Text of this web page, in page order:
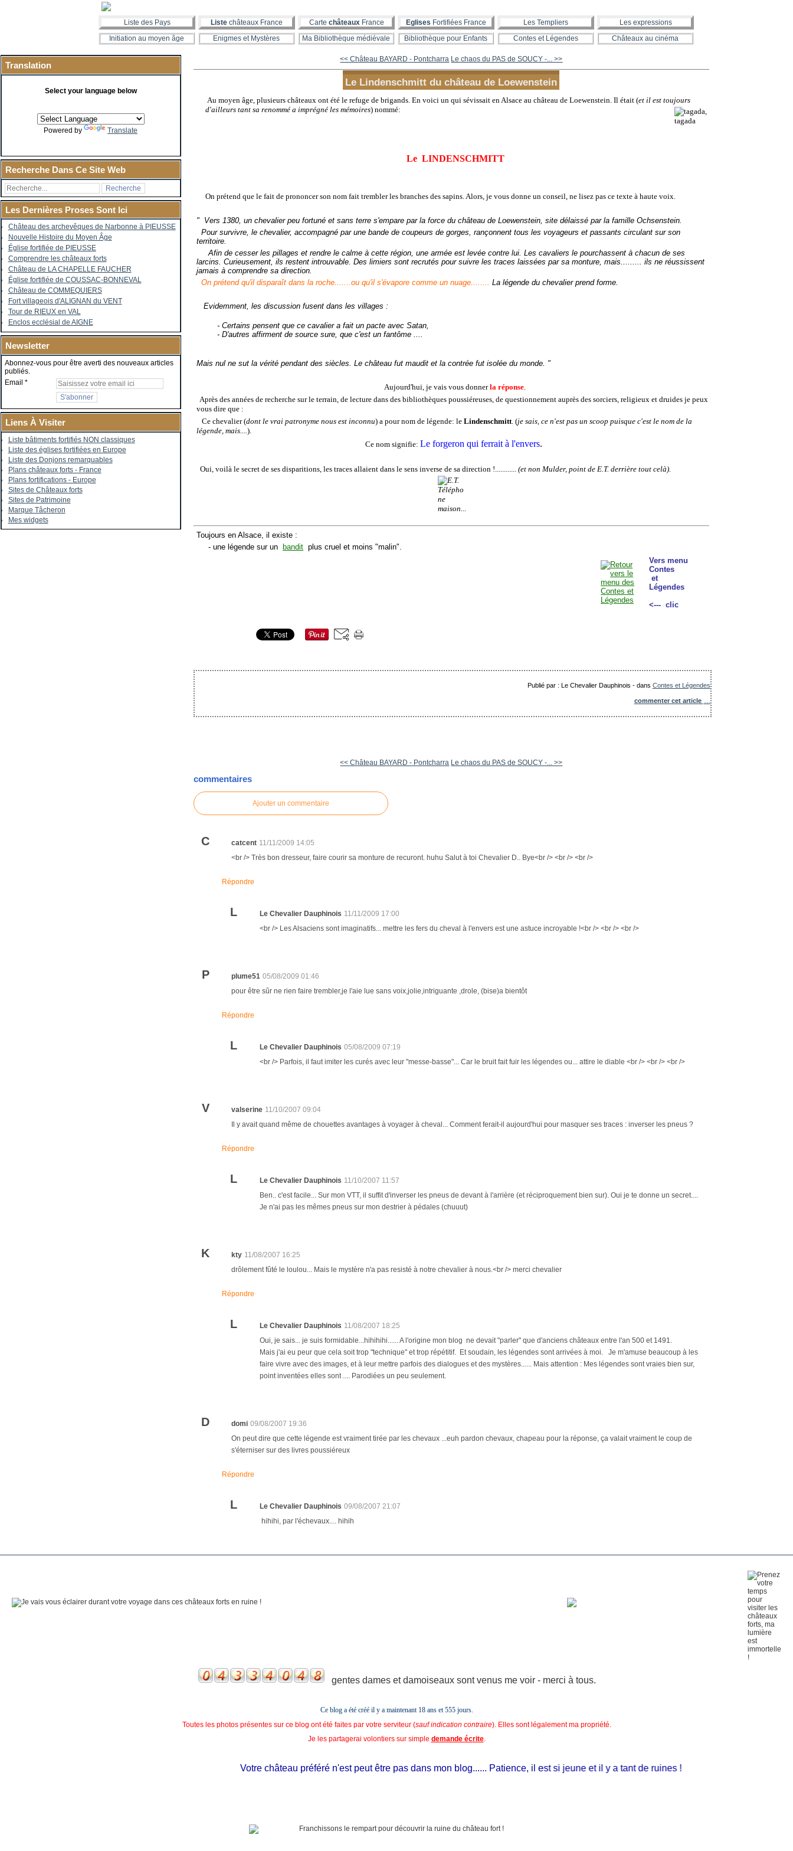
Liste des Pays Liste châteaux France Carte châteauxFrance Eglises Fortifiées France Les Templiers
Les expressions
Initiation au moyen âge
Enigmes et Mystères Ma Bibliothèque médiévale Bibliothèque pour Enfants Contes et Légendes Châteaux au cinéma
Translation
Select your language below
Powered by Translate
Recherche Dans Ce Site Web
Les Dernières Proses Sont Ici
Château des archevêques de Narbonne à PIEUSSE
Nouvelle Histoire du Moyen Âge
Église fortifiée de PIEUSSE
Comprendre les châteaux forts
Château de LA CHAPELLE FAUCHER
Église fortifiée de COUSSAC-BONNEVAL
Château de COMMEQUIERS
Fort villageois d'ALIGNAN du VENT
Tour de RIEUX en VAL
Enclos ecclésial de AIGNE
Newsletter
Abonnez-vous pour être averti des nouveaux articles
publiés.
Email
Liens À Visiter
Liste bâtiments fortifiés NON classiques
Liste des églises fortifiées en Europe
Liste des Donjons remarquables
Plans châteaux forts - France
Plans fortifications - Europe
Sites de Châteaux forts
Sites de Patrimoine
Marque Tâcheron
Mes widgets
<< Château BAYARD - Pontcharra Le chaos du PAS de SOUCY -... >>
Le Lindenschmitt du château de Loewenstein
Au moyen âge, plusieurs châteaux ont été le refuge de brigands. En voici un qui sévissait en Alsace au château de Loewenstein. Il était (et il est toujours
d'ailleurs tant sa renommé a imprégné les mémoires) nommé:
Le LINDENSCHMITT
On prétend que le fait de prononcer son nom fait trembler les branches des sapins. Alors, je vous donne un conseil, ne lisez pas ce texte à haute voix.
" Vers 1380, un chevalier peu fortuné et sans terre s'empare par la force du château de Loewenstein, site délaissé par la famille Ochsenstein.
Pour survivre, le chevalier, accompagné par une bande de coupeurs de gorges, rançonnent tous les voyageurs et passants circulant sur son
territoire.
Afin de cesser les pillages et rendre le calme à cette région, une armée est levée contre lui. Les cavaliers le pourchassent à chacun de ses
larcins. Curieusement, ils restent introuvable. Des limiers sont recrutés pour suivre les traces laissées par sa monture, mais......... ils ne réussissent
jamais à comprendre sa direction.
On prétend qu'il disparaît dans la roche.......ou qu'il s'évapore comme un nuage........
La légende du chevalier prend forme.
Evidemment, les discussion fusent dans les villages :
- Certains pensent que ce cavalier a fait un pacte avec Satan,
- D'autres affirment de source sure, que c'est un fantôme ....
Mais nul ne sut la vérité pendant des siècles. Le château fut maudit et la contrée fut isolée du monde. "
Aujourd'hui, je vais vous donnerla réponse
Après des années de recherche sur le terrain, de lecture dans des bibliothèques poussiéreuses, de questionnement auprès des sorciers, religieux et druides je peux
vous dire que :
Ce chevalier (dont le vrai patronyme nous est inconnu) a pour nom de légende: leLindenschmitt . (je sais, ce n'est pas un scoop puisque c'est le nom de la
légende, mais....).
Ce nom signifie: Le forgeron qui ferrait à l'envers.
Oui, voilà le secret de ses disparitions, les traces allaient dans le sens inverse de sa direction !............(et non Mulder, point de E.T. derrière tout celà).
Toujours en Alsace, il existe :
- une légende sur un
bandit plus cruel et moins "malin".
Vers menu
Contes
et
Légendes
<--- clic
Publié par : Le Chevalier Dauphinois -dans Contes et Légendes
commenter cet article
<< Château BAYARD - Pontcharra Le chaos du PAS de SOUCY -... >>
commentaires
Ajouter un commentaire
C catcent 11/11/2009 14:05
<br /> Très bon dresseur, faire courir sa monture de recuront. huhu Salut à toi Chevalier D.. Bye<br /> <br /> <br />
Répondre
L Le Chevalier Dauphinois 11/11/2009 17:00
<br /> Les Alsaciens sont imaginatifs... mettre les fers du cheval à l'envers est une astuce incroyable !<br /> <br /> <br />
P plume51 05/08/2009 01:46
pour être sûr ne rien faire trembler,je l'aie lue sans voix,jolie,intriguante ,drole, (bise)a bientôt
Répondre
L Le Chevalier Dauphinois 05/08/2009 07:19
<br /> Parfois, il faut imiter les curés avec leur "messe-basse"... Car le bruit fait fuir les légendes ou... attire le diable <br /> <br /> <br />
V valserine 11/10/2007 09:04
Il y avait quand même de chouettes avantages à voyager à cheval... Comment ferait-il aujourd'hui pour masquer ses traces : inverser les pneus ?
Répondre
L Le Chevalier Dauphinois 11/10/2007 11:57
Ben.. c'est facile... Sur mon VTT, il suffit d'inverser les pneus de devant à l'arrière (et réciproquement bien sur). Oui je te donne un secret....
Je n'ai pas les mêmes pneus sur mon destrier à pédales (chuuut)
K kty 11/08/2007 16:25
drôlement fûté le loulou... Mais le mystère n'a pas resisté à notre chevalier à nous.<br /> merci chevalier
Répondre
L Le Chevalier Dauphinois 11/08/2007 18:25
Oui, je sais... je suis formidable...hihihihi...... A l'origine mon blog ne devait "parler" que d'anciens châteaux entre l'an 500 et 1491.
Mais j'ai eu peur que cela soit trop "technique" et trop répétitif. Et soudain, les légendes sont arrivées à moi. Je m'amuse beaucoup à les
faire vivre avec des images, et à leur mettre parfois des dialogues et des mystères...... Mais attention : Mes légendes sont vraies bien sur,
point inventées elles sont .... Parodiées un peu seulement.
D domi 09/08/2007 19:36
On peut dire que cette légende est vraiment tirée par les chevaux ...euh pardon chevaux, chapeau pour la réponse, ça valait vraiment le coup de
s'éterniser sur des livres poussiéreux
Répondre
L Le Chevalier Dauphinois 09/08/2007 21:07
hihihi, par l'échevaux.... hihih
gentes dames et damoiseaux sont venus me voir - merci à tous.
Ce blog a été créé il y a maintenant 18 ans et 555 jours.
Toutes les photos présentes sur ce blog ont été faites par votre serviteur (sauf indication contraire). Elles sont légalement ma propriété.
Je les partagerai volontiers sur simple demande écrite.
Votre château préféré n'est peut être pas dans mon blog...... Patience, il est si jeune et il y a tant de ruines !